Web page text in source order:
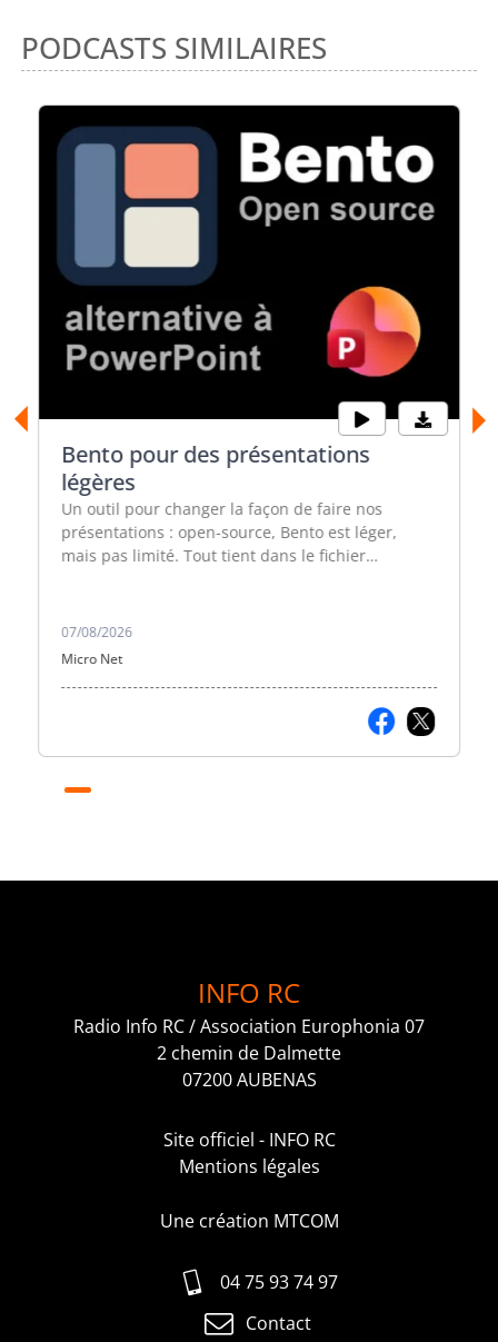
PODCASTS SIMILAIRES
Bento pour des présentations
légères
Un outil pour changer la façon de faire nos
présentations : open-source, Bento est léger,
mais pas limité. Tout tient dans le fichier
07/08/2026
Micro Net
INFO RC
Radio Info RC / Association Europhonia 07
2 chemin de Dalmette
07200 AUBENAS
Site officiel - INFO RC
Mentions légales
Une création MTCOM
04 75 93 74 97
Contact